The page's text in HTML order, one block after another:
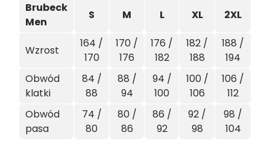
Brubeck
Men
S M L XL 2XL
Wzrost
164 /
170
170 /
176
176 /
182
182 /
188
188 /
194
Obwód
klatki
84 /
88
88 /
94
94 /
100
100 /
106
106 /
112
Obwód
pasa
74 /
80
80 /
86
86 /
92
92 /
98
98 /
104